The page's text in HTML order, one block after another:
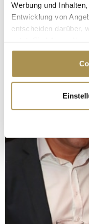
Werbung und
Entwicklung von
entscheiden darüber,
Cookie-Erklärung
Trigger Symbol
Informationen
erfassen, welche
bestimmten
Erfahren Sie mehr
verarbeitet werden,
Abschnitt
Wir verwenden
personalisieren,